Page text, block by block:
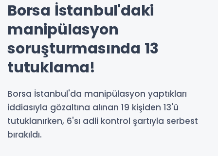
Borsa İstanbul'daki
manipülasyon
soruşturmasında 13
tutuklama!
Borsa İstanbul'da manipülasyon yaptıkları
iddiasıyla gözaltına alınan 19 kişiden 13'ü
tutuklanırken, 6'sı adli kontrol şartıyla serbest
bırakıldı.